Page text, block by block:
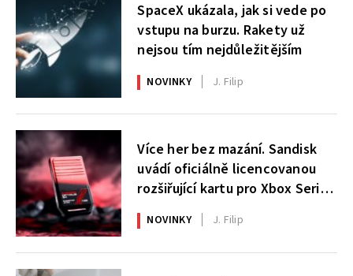
SpaceX ukázala, jak si vede po
vstupu na burzu. Rakety už
nejsou tím nejdůležitějším
NOVINKY J. Filip
Více her bez mazání. Sandisk
uvádí oficiálně licencovanou
rozšiřující kartu pro Xbox Series
X|S
NOVINKY J. Filip